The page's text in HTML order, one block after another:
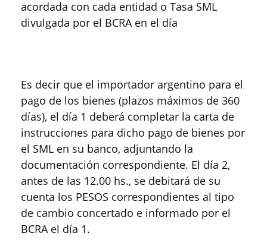
acordada con cada entidad o Tasa SML
divulgada por el BCRA en el día
Es decir que el importador argentino para el
pago de los bienes (plazos máximos de 360
días), el día 1 deberá completar la carta de
instrucciones para dicho pago de bienes por
el SML en su banco, adjuntando la
documentación correspondiente. El día 2,
antes de las 12.00 hs., se debitará de su
cuenta los PESOS correspondientes al tipo
de cambio concertado e informado por el
BCRA el día 1.